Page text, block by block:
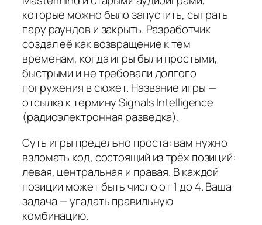
которые можно было запустить, сыграть
пару раундов и закрыть. Разработчик
создал её как возвращение к тем
временам, когда игры были простыми,
быстрыми и не требовали долгого
погружения в сюжет. Название игры —
отсылка к термину Signals Intelligence
(радиоэлектронная разведка).
Суть игры предельно проста: вам нужно
взломать код, состоящий из трёх позиций:
левая, центральная и правая. В каждой
позиции может быть число от 1 до 4. Ваша
задача — угадать правильную
комбинацию.